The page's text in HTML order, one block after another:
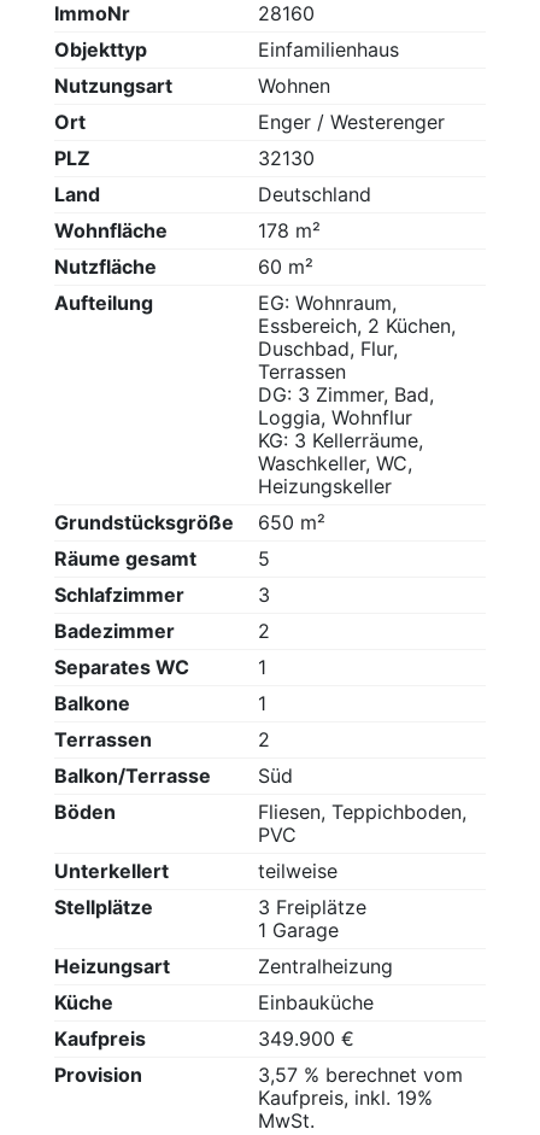
ImmoNr
28160
Objekttyp
Einfamilienhaus
Nutzungsart
Wohnen
Ort
Enger / Westerenger
PLZ
32130
Land
Deutschland
Wohnfläche
178 m²
Nutzfläche
60 m²
Aufteilung
EG: Wohnraum,
Essbereich, 2 Küchen,
Duschbad, Flur,
Terrassen
DG: 3 Zimmer, Bad,
Loggia, Wohnflur
KG: 3 Kellerräume,
Waschkeller, WC,
Heizungskeller
Grundstücksgröße
650 m²
Räume gesamt
5
Schlafzimmer
3
Badezimmer
2
Separates WC
1
Balkone
1
Terrassen
2
Balkon/Terrasse
Süd
Böden
Fliesen, Teppichboden,
PVC
Unterkellert
teilweise
Stellplätze
3 Freiplätze
1 Garage
Heizungsart
Zentralheizung
Küche
Einbauküche
Kaufpreis
349.900 €
Provision
3,57 % berechnet vom
Kaufpreis, inkl. 19%
MwSt.